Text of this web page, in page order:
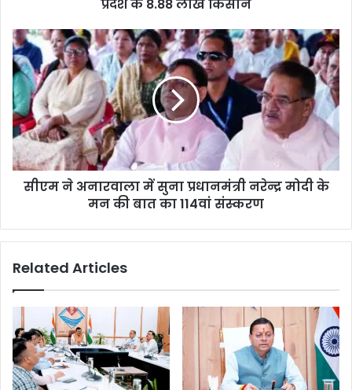
प्रदेश के 8.88 लाख किसान
सीएम ने अनारवाला में सुना प्रधानमंत्री नरेन्द्र मोदी के
मन की बात का 114वां संस्करण
Related Articles